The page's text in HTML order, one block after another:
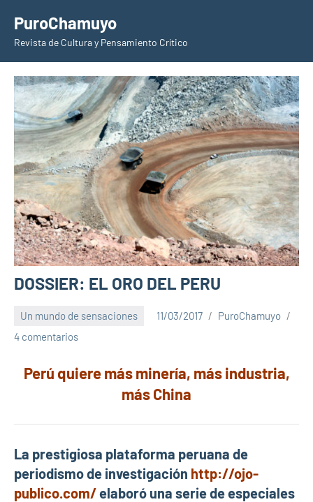
contenido
PuroChamuyo
Revista de Cultura y Pensamiento Crítico
DOSSIER: EL ORO DEL PERU
Un mundo de sensaciones 11/03/2017
PuroChamuyo
4 comentarios
Perú quiere más minería, más industria,
más China
La prestigiosa plataforma peruana de
periodismo de investigación http://ojo-
publico.com/elaboró una serie de especiales